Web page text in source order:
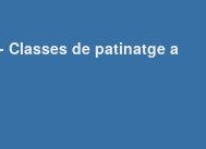
Classes de patinatge a